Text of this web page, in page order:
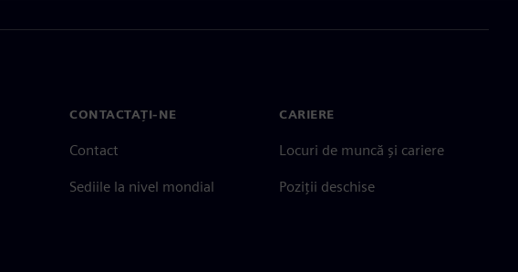
CONTACTAȚI-NE
Contact
Sediile la nivel mondial
CARIERE
Locuri de muncă și cariere
Poziții deschise